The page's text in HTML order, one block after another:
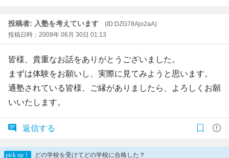
投稿者: 入塾を考えています
(ID:DZG78Ajo2aA)
投稿日時：2009年 06月 30日 01:13
皆様、貴重なお話をありがとうございました。
まずは体験をお願いし、実際に見てみようと思います。
通塾されている皆様、ご縁がありましたら、よろしくお願
いいたします。
返信する